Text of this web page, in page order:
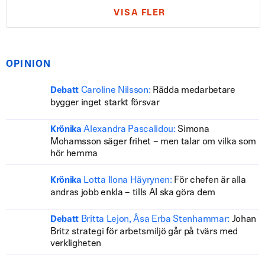
VISA FLER
OPINION
Debatt Caroline Nilsson: Rädda medarbetare
bygger inget starkt försvar
Krönika Alexandra Pascalidou: Simona
Mohamsson säger frihet – men talar om vilka som
hör hemma
Krönika Lotta Ilona Häyrynen: För chefen är alla
andras jobb enkla – tills AI ska göra dem
Debatt Britta Lejon, Åsa Erba Stenhammar: Johan
Britz strategi för arbetsmiljö går på tvärs med
verkligheten